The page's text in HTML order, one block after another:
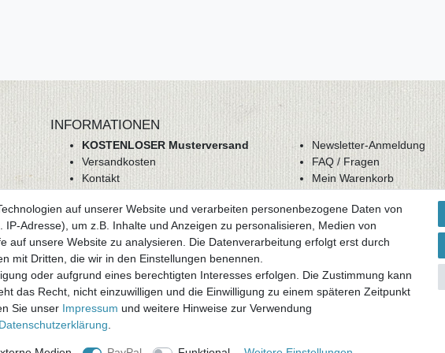
INFORMATIONEN
KOSTENLOSER Musterversand
Versandkosten
Kontakt
AGB
Datenschutz
Impressum
Vertrag widerrufen
Newsletter-Anmeldung
FAQ / Fragen
Mein Warenkorb
Mein Konto
auf unserer Website und verarbeiten personenbezogene Daten von
Adresse), um z.B. Inhalte und Anzeigen zu personalisieren, Medien von
auf unsere Website zu analysieren. Die Datenverarbeitung erfolgt erst durch
mit Dritten, die wir in den Einstellungen benennen.
oder aufgrund eines berechtigten Interesses erfolgen. Die Zustimmung kann
das Recht, nicht einzuwilligen und die Einwilligung zu einem späteren Zeitpunkt
Sie unser Impressum und weitere Hinweise zur Verwendung
Daten­schutz­erklärung